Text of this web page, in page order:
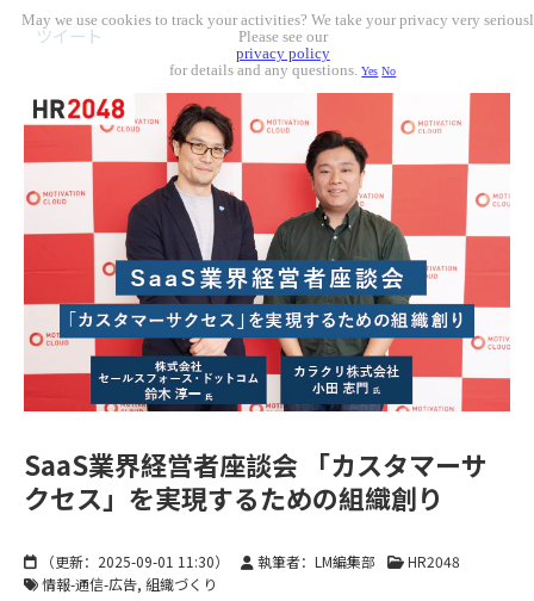
ツイート
SaaS業界経営者座談会 「カスタマーサ
クセス」を実現するための組織創り
（更新： 2025-09-01 11:30） 執筆者：LM編集部
HR2048
情報-通信-広告 組織づくり
May we use cookies to track your activities? We take your privacy very
Please see our
privacy policy
for details and any questions.Yes No